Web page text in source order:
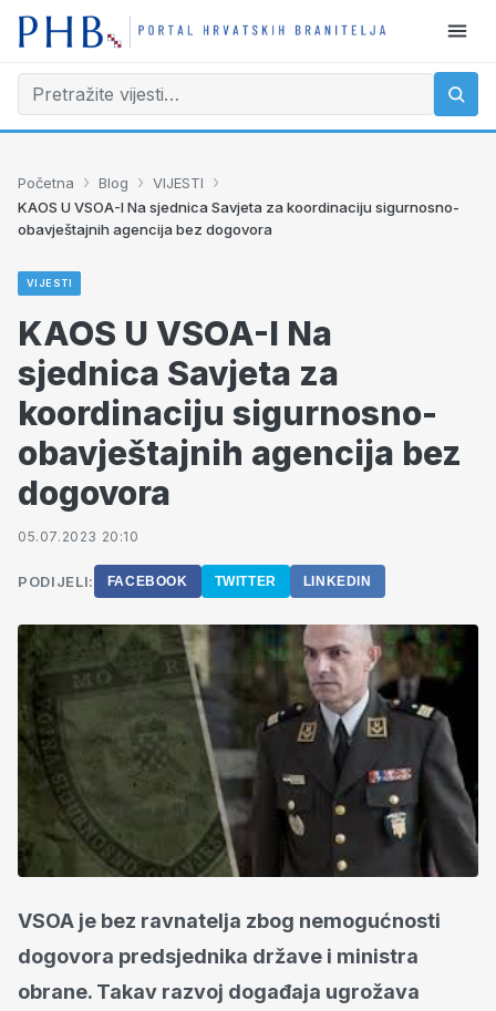
Početna › Blog › VIJESTI ›
KAOS U VSOA-I Na sjednica Savjeta za koordinaciju sigurnosno-
obavještajnih agencija bez dogovora
VIJESTI
KAOS U VSOA-I Na
sjednica Savjeta za
koordinaciju sigurnosno-
obavještajnih agencija bez
dogovora
05.07.2023 20:10
PODIJELI: FACEBOOK TWITTER LINKEDIN
VSOA je bez ravnatelja zbog nemogućnosti
dogovora predsjednika države i ministra
obrane. Takav razvoj događaja ugrožava